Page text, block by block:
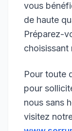
vous
de haute
Préparez-
choisissant
Pour toute
pour
nous sans
visitez